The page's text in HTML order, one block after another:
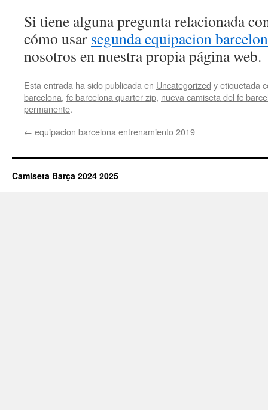
Si tiene alguna pregunta relacionada
cómo usar segunda equipacion
nosotros en nuestra propia página web.
Esta entrada ha sido publicada en Uncategorized y etiquetada
barcelona, fc barcelona quarter zip, nueva camiseta del fc
permanente.
← equipacion barcelona entrenamiento 2019
Camiseta Barça 2024 2025